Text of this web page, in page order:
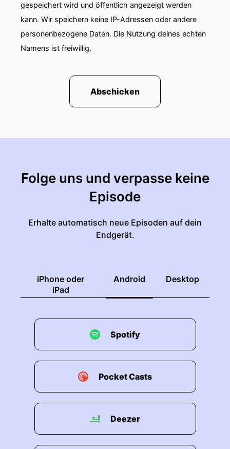
gespeichert wird und öffentlich angezeigt werden
kann. Wir speichern keine IP-Adressen oder andere
personenbezogene Daten. Die Nutzung deines echten
Namens ist freiwillig.
Abschicken
Folge uns und verpasse keine
Episode
Erhalte automatisch neue Episoden auf dein
Endgerät.
iPhone oder
iPad
Android Desktop
Spotify
Pocket Casts
Deezer